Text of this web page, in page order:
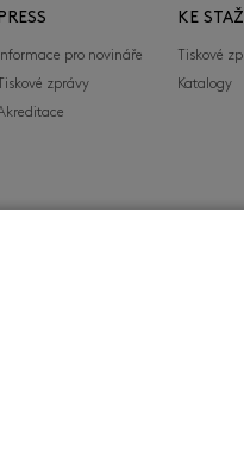
PRESS
Informace pro novináře
Tiskové zprávy
KE
Tiskové
Katalogy
FILMFEST,
Zlín Film